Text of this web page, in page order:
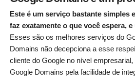
Este é um serviço bastante simples
faz exatamente o que você espera,
Esses são os melhores serviços do
Domains não decepciona a esse
cliente do Google no nível
Google Domains pela facilidade de